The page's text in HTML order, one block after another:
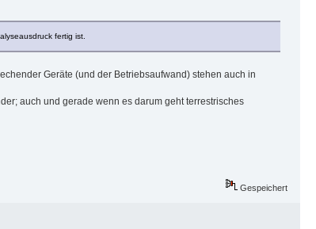
fertig ist.
Geräte (und der Betriebsaufwand) stehen auch in
auch und gerade wenn es darum geht terrestrisches
Gespeichert